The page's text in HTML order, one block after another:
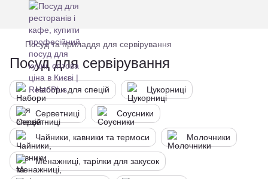
Посуд та приладдя для сервірування
Посуд для сервірування
Набори для спецій Цукорниці
Серветниці Соусники
Чайники, кавники та термоси Молочники
Менажниці, тарілки для закусок